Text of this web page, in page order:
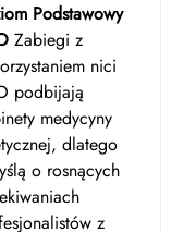
Podstawowy
Zabiegi z
nici
podbijają
medycyny
dlatego
o rosnących
z